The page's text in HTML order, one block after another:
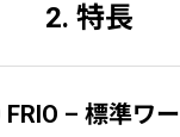
2. 特長
FRIO – 標準ワ